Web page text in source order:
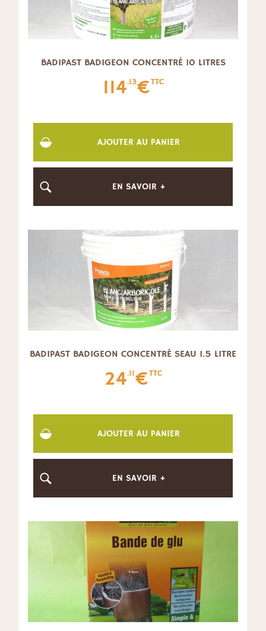
BADIPAST BADIGEON CONCENTRÉ 10 LITRES
114.13€TTC
AJOUTER AU PANIER
EN SAVOIR +
BADIPAST BADIGEON CONCENTRÉ SEAU 1.5 LITRE
24.11€TTC
AJOUTER AU PANIER
EN SAVOIR +